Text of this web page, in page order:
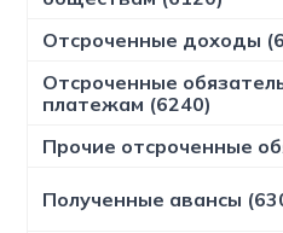
Отсроченные доходы
Отсроченные
платежам (6240)
Прочие отсроченные
Полученные авансы